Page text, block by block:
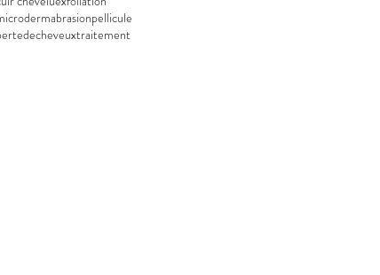
pellicule
traitement